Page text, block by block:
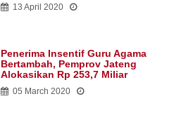
13 April 2020
Penerima Insentif Guru Agama
Bertambah, Pemprov Jateng
Alokasikan Rp 253,7 Miliar
05 March 2020